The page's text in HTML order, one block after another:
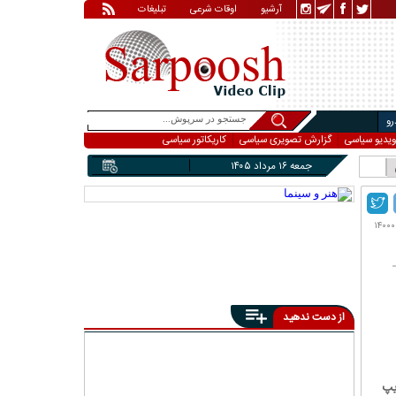
تبلیغات اوقات شرعی آرشیو
ویدیو سیاسی
گزارش تصویری سیاسی کاریکاتور سیاسی
جمعه ۱۶ مرداد ۱۴۰۵
زیپ
از دست ندهید